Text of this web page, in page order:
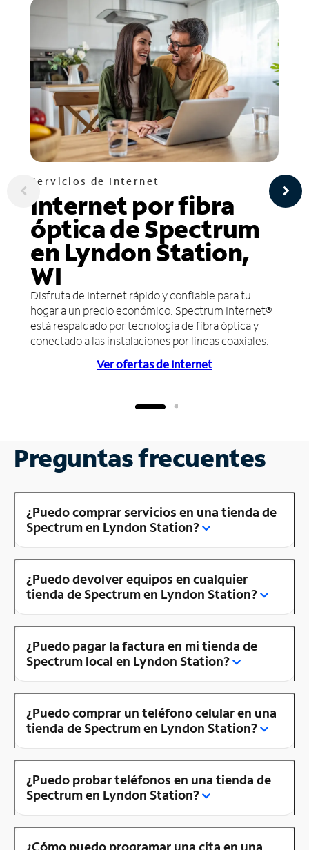
Servicios de Internet
Internet por fibra
óptica de Spectrum
en Lyndon Station,
WI
Disfruta de Internet rápido y confiable para tu
hogar a un precio económico. Spectrum Internet®
está respaldado por tecnología de fibra óptica y
conectado a las instalaciones por líneas coaxiales.
Ver ofertas de Internet
Preguntas frecuentes
¿Puedo comprar servicios en una tienda de
Spectrum en Lyndon Station?
¿Puedo devolver equipos en cualquier
tienda de Spectrum en Lyndon Station?
¿Puedo pagar la factura en mi tienda de
Spectrum local en Lyndon Station?
¿Puedo comprar un teléfono celular en una
tienda de Spectrum en Lyndon Station?
¿Puedo probar teléfonos en una tienda de
Spectrum en Lyndon Station?
¿Cómo puedo programar una cita en una